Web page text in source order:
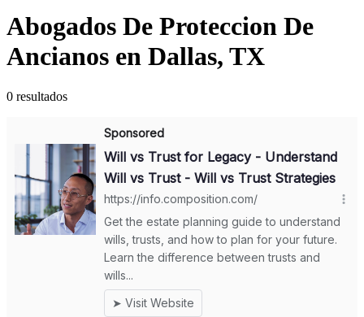
Abogados De Proteccion De
Ancianos en Dallas, TX
0 resultados